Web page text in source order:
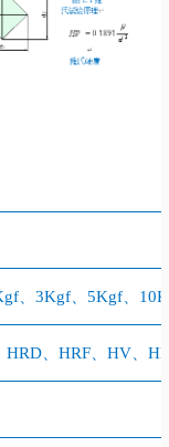
、3Kgf、5Kgf、
HRD、HRF、HV、